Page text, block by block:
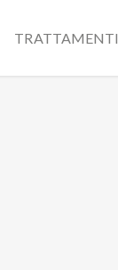
TRATTAMENTI